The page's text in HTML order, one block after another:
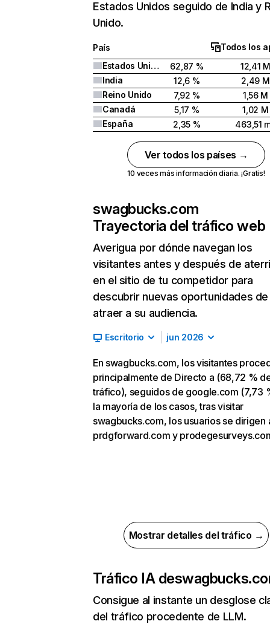
Estados Unidos seguido de India y
Unido.
País
Todos los
Estados Unidos
62,87 %
12,41
India
12,6 %
2,49 M
Reino Unido
7,92 %
1,56 M
Canadá
5,17 %
1,02 M
España
2,35 % 463,51
Ver todos los países →
10 veces más información diaria. ¡Gratis!
swagbucks.com
Trayectoria del tráfico web
Averigua por dónde navegan los
visitantes antes y después de
en el sitio de tu competidor para
descubrir nuevas oportunidades de
atraer a su audiencia.
Escritorio jun 2026
En swagbucks.com, los visitantes
principalmente de Directo a (68,72 %
tráfico), seguidos de google.com (7,73
la mayoría de los casos, tras visitar
swagbucks.com, los usuarios se dirigen
prdgforward.com y
Mostrar detalles del tráfico →
Tráfico IA de
Consigue al instante un desglose
del tráfico procedente de LLM.